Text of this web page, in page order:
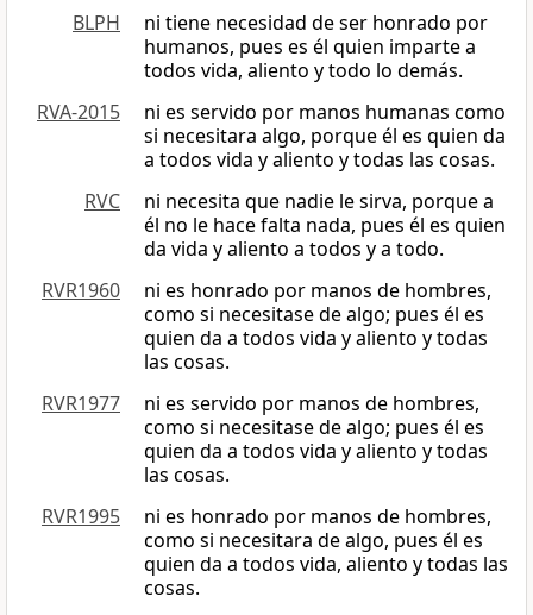
BLPH
ni tiene necesidad de ser honrado por
humanos, pues es él quien imparte a
todos vida, aliento y todo lo demás.
RVA-2015
ni es servido por manos humanas como
si necesitara algo, porque él es quien da
a todos vida y aliento y todas las cosas.
RVC
ni necesita que nadie le sirva, porque a
él no le hace falta nada, pues él es quien
da vida y aliento a todos y a todo.
RVR1960
ni es honrado por manos de hombres,
como si necesitase de algo; pues él es
quien da a todos vida y aliento y todas
las cosas.
RVR1977
ni es servido por manos de hombres,
como si necesitase de algo; pues él es
quien da a todos vida y aliento y todas
las cosas.
RVR1995
ni es honrado por manos de hombres,
como si necesitara de algo, pues él es
quien da a todos vida, aliento y todas las
cosas.